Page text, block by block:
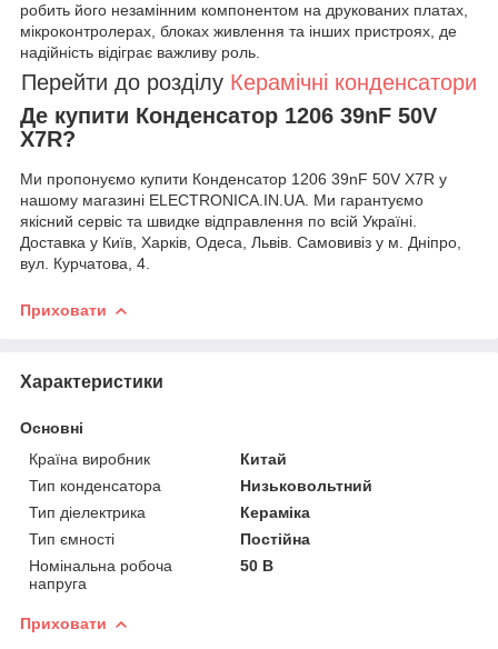
робить його незамінним компонентом на друкованих платах,
мікроконтролерах, блоках живлення та інших пристроях, де
надійність відіграє важливу роль.
Перейти до розділу Керамічні конденсатори
Де купити Конденсатор 1206 39nF 50V
X7R?
Ми пропонуємо купити Конденсатор 1206 39nF 50V X7R у
нашому магазині ELECTRONICA.IN.UA. Ми гарантуємо
якісний сервіс та швидке відправлення по всій Україні.
Доставка у Київ, Харків, Одеса, Львів. Самовивіз у м. Дніпро,
вул. Курчатова, 4.
Приховати
Характеристики
Основні
Країна виробник
Китай
Тип конденсатора
Низьковольтний
Тип діелектрика
Кераміка
Тип ємності
Постійна
Номінальна робоча
напруга
50 В
Приховати